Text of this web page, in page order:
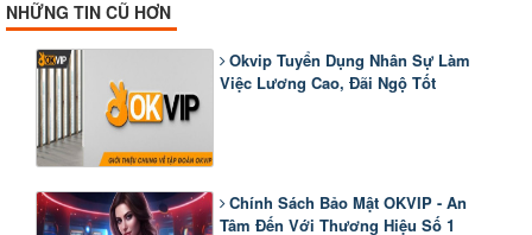
NHỮNG TIN CŨ HƠN
Okvip Tuyển Dụng Nhân Sự Làm
Việc Lương Cao, Đãi Ngộ Tốt
Chính Sách Bảo Mật OKVIP - An
Tâm Đến Với Thương Hiệu Số 1